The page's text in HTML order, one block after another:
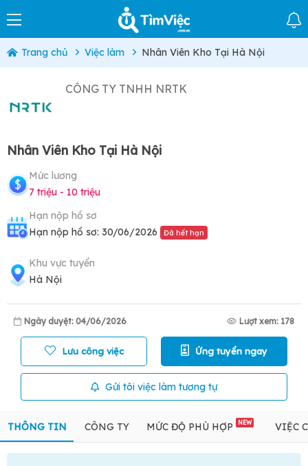
Trang chủ Việc làm Nhân Viên Kho Tại Hà Nội
CÔNG TY TNHH NRTK
Nhân Viên Kho Tại Hà Nội
Mức lương
7 triệu - 10 triệu
Hạn nộp hồ sơ
Hạn nộp hồ sơ: 30/06/2026
Đã hết hạn
Khu vực tuyển
Hà Nội
Ngày duyệt: 04/06/2026 Lượt xem: 178
Lưu công việc Ứng tuyển ngay
Gửi tôi việc làm tương tự
THÔNG TIN CÔNG TY MỨC ĐỘ PHÙ HỢP NEW VIỆC